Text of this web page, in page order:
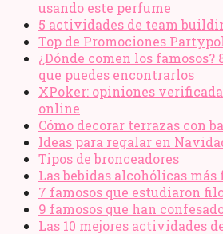
usando este perfume
5 actividades de team
Top de Promociones
¿Dónde comen los
que puedes encontrarlos
XPoker: opiniones
online
Cómo decorar terrazas con
Ideas para regalar en
Tipos de bronceadores
Las bebidas alcohólicas
7 famosos que estudiaron
9 famosos que han
Las 10 mejores actividades